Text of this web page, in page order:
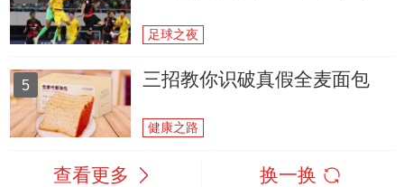
足球之夜
5 三招教你识破真假全麦面包
健康之路
查看更多 换一换